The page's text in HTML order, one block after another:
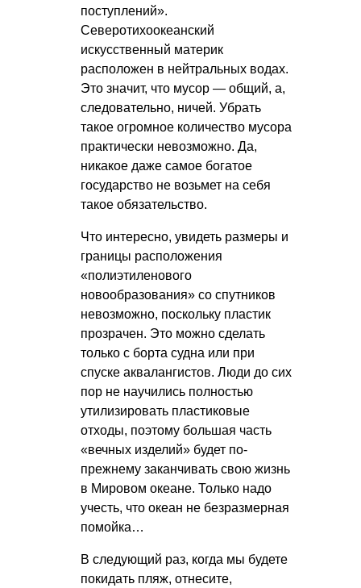
поступлений».
Северотихоокеанский
искусственный материк
расположен в нейтральных водах.
Это значит, что мусор — общий, а,
следовательно, ничей. Убрать
такое огромное количество мусора
практически невозможно. Да,
никакое даже самое богатое
государство не возьмет на себя
такое обязательство.
Что интересно, увидеть размеры и
границы расположения
«полиэтиленового
новообразования» со спутников
невозможно, поскольку пластик
прозрачен. Это можно сделать
только с борта судна или при
спуске аквалангистов. Люди до сих
пор не научились полностью
утилизировать пластиковые
отходы, поэтому большая часть
«вечных изделий» будет по-
прежнему заканчивать свою жизнь
в Мировом океане. Только надо
учесть, что океан не безразмерная
помойка…
В следующий раз, когда мы будете
покидать пляж, отнесите,